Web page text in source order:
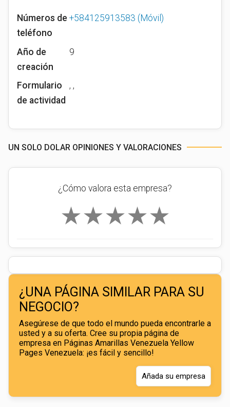
Números de
teléfono
+584125913583 (Móvil)
Año de
creación
9
Formulario
de actividad
, ,
UN SOLO DOLAR OPINIONES Y VALORACIONES
¿Cómo valora esta empresa?
★
★
★
★
★
¿UNA PÁGINA SIMILAR PARA SU
NEGOCIO?
Asegúrese de que todo el mundo pueda encontrarle a
usted y a su oferta. Cree su propia página de
empresa en Páginas Amarillas Venezuela Yellow
Pages Venezuela: ¡es fácil y sencillo!
Añada su empresa